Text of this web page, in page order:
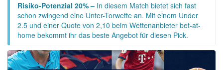
Risiko-Potenzial 20% – In diesem Match bietet sich fast
schon zwingend eine Unter-Torwette an. Mit einem Under
2.5 und einer Quote von 2,10 beim Wettenanbieter bet-at-
home bekommt ihr das beste Angebot für diesen Pick.